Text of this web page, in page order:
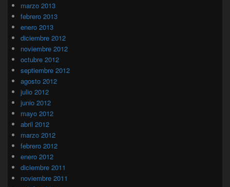
marzo 2013
febrero 2013
enero 2013
diciembre 2012
noviembre 2012
octubre 2012
septiembre 2012
agosto 2012
julio 2012
junio 2012
mayo 2012
abril 2012
marzo 2012
febrero 2012
enero 2012
diciembre 2011
noviembre 2011